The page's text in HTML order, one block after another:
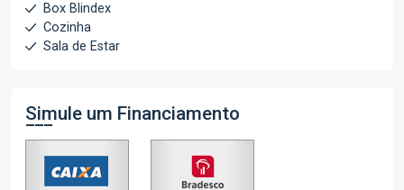
Box Blindex
Cozinha
Sala de Estar
Simule um Financiamento